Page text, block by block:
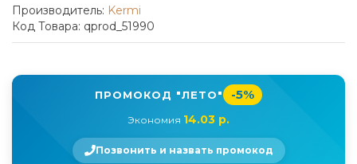
Производитель: Kermi
Код Товара: qprod_51990
ПРОМОКОД "ЛЕТО" -5%
Экономия 14.03 р.
Позвонить и назвать промокод